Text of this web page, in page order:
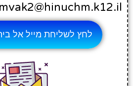
לחץ לשליחת מייל אל